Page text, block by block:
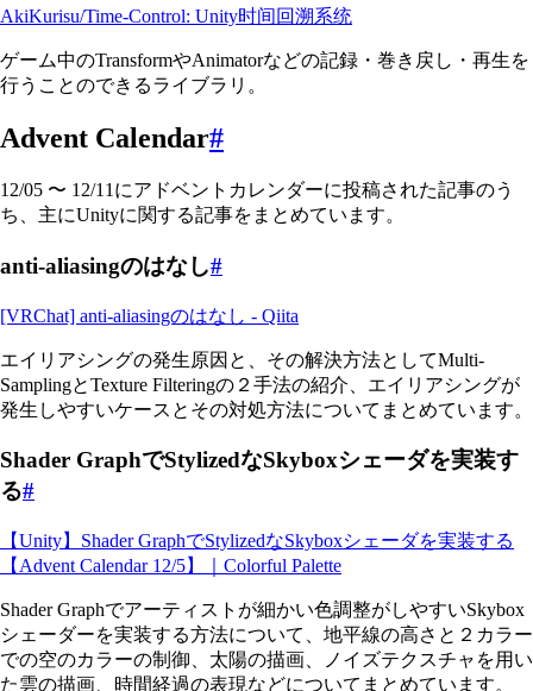
AkiKurisu/Time-Control: Unity时间回溯系统
ゲーム中のTransformやAnimatorなどの記録・巻き戻し・再生を
行うことのできるライブラリ。
Advent Calendar#
12/05 〜 12/11にアドベントカレンダーに投稿された記事のう
ち、主にUnityに関する記事をまとめています。
anti-aliasingのはなし#
[VRChat] anti-aliasingのはなし - Qiita
エイリアシングの発生原因と、その解決方法としてMulti-
SamplingとTexture Filteringの２手法の紹介、エイリアシングが
発生しやすいケースとその対処方法についてまとめています。
Shader GraphでStylizedなSkyboxシェーダを実装す
る#
【Unity】Shader GraphでStylizedなSkyboxシェーダを実装する
【Advent Calendar 12/5】｜Colorful Palette
Shader Graphでアーティストが細かい色調整がしやすいSkybox
シェーダーを実装する方法について、地平線の高さと２カラー
での空のカラーの制御、太陽の描画、ノイズテクスチャを用い
た雲の描画、時間経過の表現などについてまとめています。